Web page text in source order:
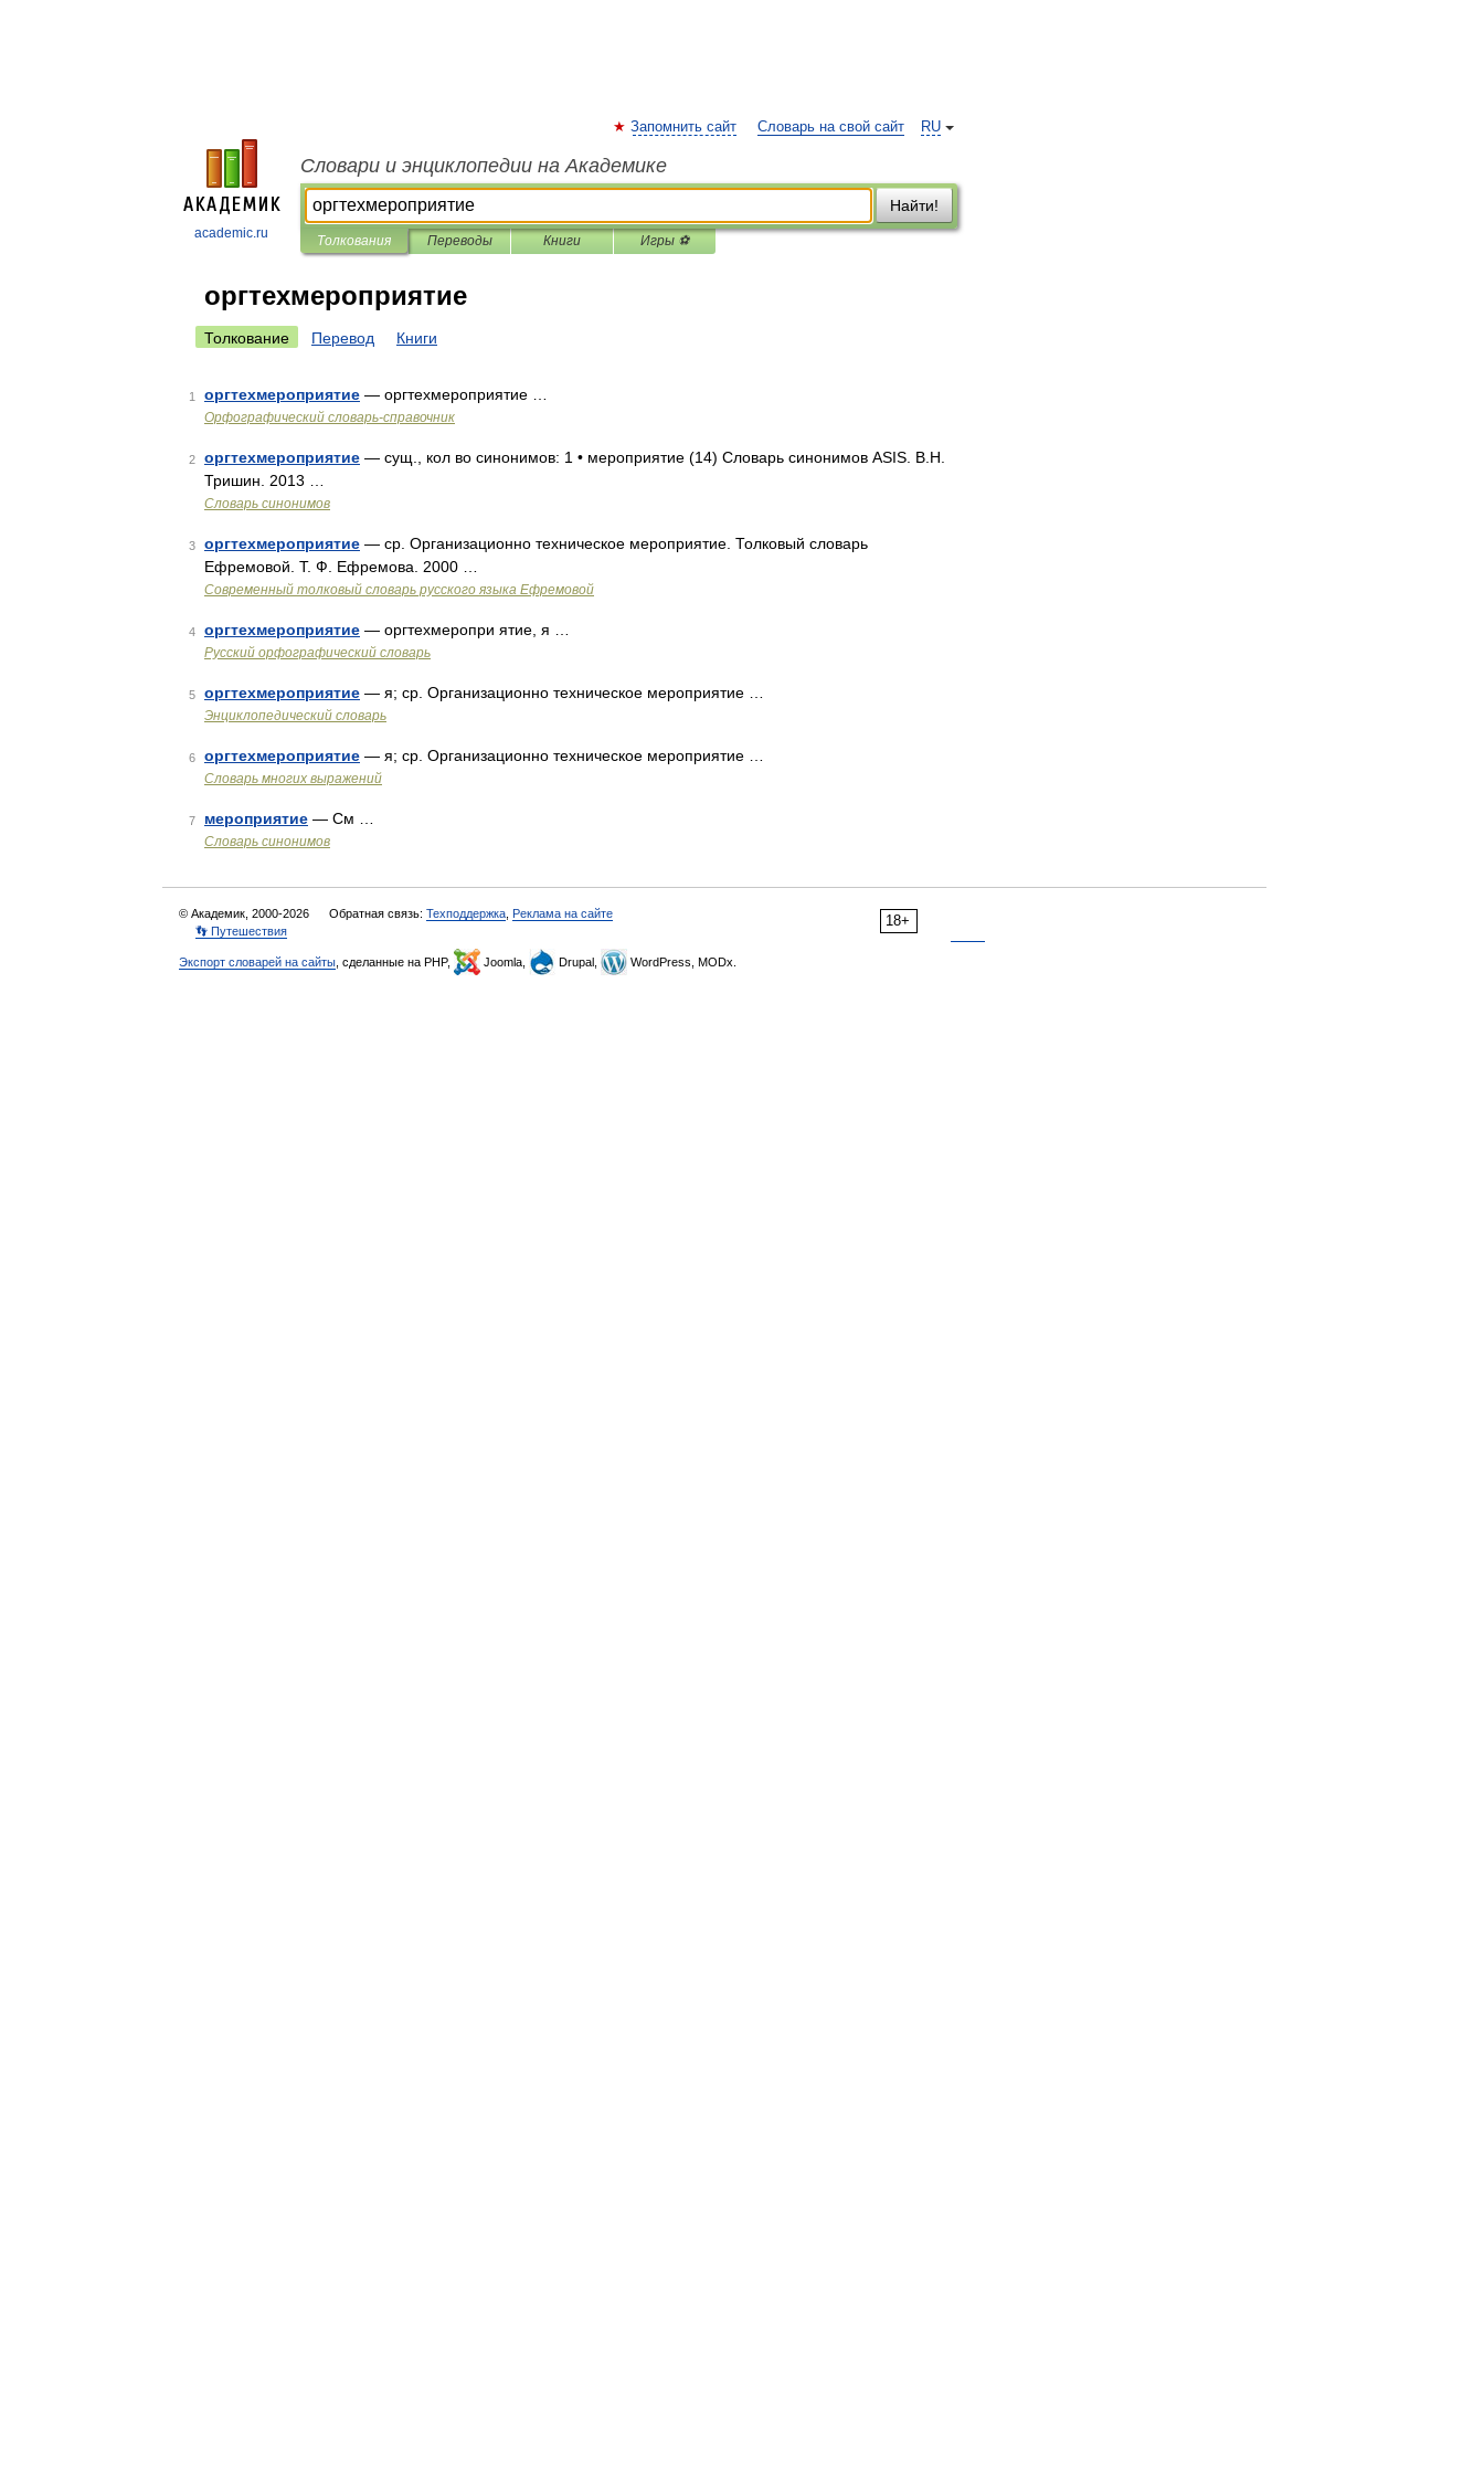
academic.ru
RU
Запомнить сайт Словарь на свой сайт
Словари и энциклопедии на Академике
Найти!
Толкования Переводы Книги Игры ⚽
оргтехмероприятие
Толкование Перевод Книги
1 оргтехмероприятие — оргтехмероприятие …
Орфографический словарь-справочник
2 оргтехмероприятие — сущ., кол во синонимов: 1 • мероприятие (14) Словарь синонимов ASIS. В.Н.
Тришин. 2013 …
Словарь синонимов
3 оргтехмероприятие — ср. Организационно техническое мероприятие. Толковый словарь
Ефремовой. Т. Ф. Ефремова. 2000 …
Современный толковый словарь русского языка Ефремовой
4 оргтехмероприятие — оргтехмеропри ятие, я …
Русский орфографический словарь
5 оргтехмероприятие — я; ср. Организационно техническое мероприятие …
Энциклопедический словарь
6 оргтехмероприятие — я; ср. Организационно техническое мероприятие …
Словарь многих выражений
7 мероприятие — См …
Словарь синонимов
18+
© Академик, 2000-2026 Обратная связь: Техподдержка Реклама на сайте
👣 Путешествия
Экспорт словарей на сайты , сделанные на PHP, Joomla, Drupal, WordPress, MODx.